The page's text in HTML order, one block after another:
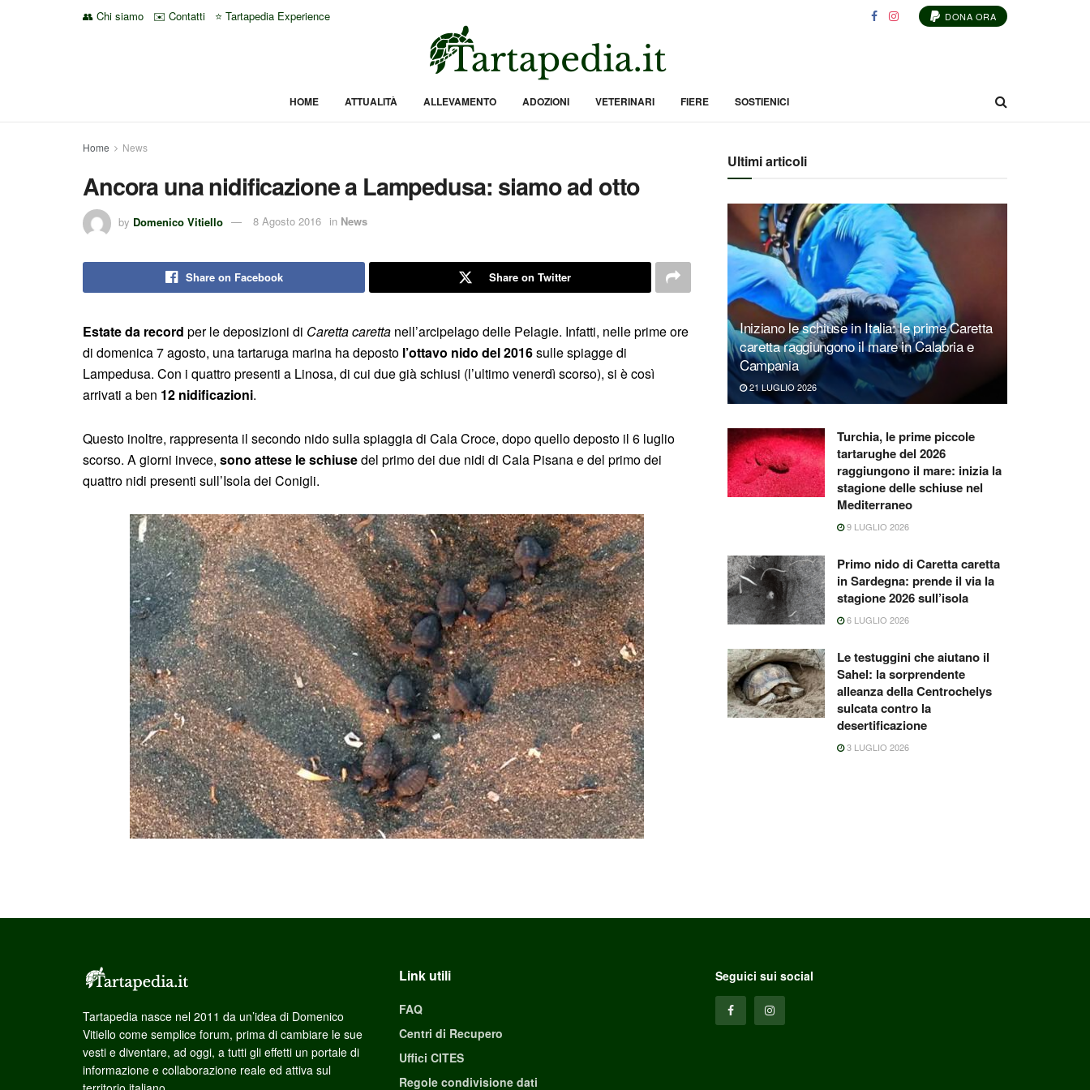
👥 Chi siamo ✉️ Contatti ⭐ Tartapedia Experience DONA ORA
HOME ATTUALITÀ ALLEVAMENTO ADOZIONI VETERINARI FIERE SOSTIENICI
Home News
Ancora una nidificazione a Lampedusa: siamo ad otto
by Domenico Vitiello 8 Agosto 2016 in News
Share on Facebook Share on Twitter
Estate da record per le deposizioni di Caretta caretta nell’arcipelago delle Pelagie. Infatti, nelle prime ore
di domenica 7 agosto, una tartaruga marina ha deposto l’ottavo nido del 2016sulle spiagge di
Lampedusa. Con i quattro presenti a Linosa, di cui due già schiusi (l’ultimo venerdì scorso), si è così
arrivati a ben 12 nidificazioni.
Questo inoltre, rappresenta il secondo nido sulla spiaggia di Cala Croce, dopo quello deposto il 6 luglio
scorso. A giorni invece, sono attese le schiusedel primo dei due nidi di Cala Pisana e del primo dei
quattro nidi presenti sull’Isola dei Conigli.
Ultimi articoli
Iniziano le schiuse in Italia: le prime Caretta
caretta raggiungono il mare in Calabria e
Campania
21 LUGLIO 2026
Turchia, le prime piccole
tartarughe del 2026
raggiungono il mare: inizia la
stagione delle schiuse nel
Mediterraneo
9 LUGLIO 2026
Primo nido di Caretta caretta
in Sardegna: prende il via la
stagione 2026 sull’isola
6 LUGLIO 2026
Le testuggini che aiutano il
Sahel: la sorprendente
alleanza della Centrochelys
sulcata contro la
desertificazione
3 LUGLIO 2026
Tartapedia nasce nel 2011 da un’idea di Domenico
Vitiello come semplice forum, prima di cambiare le sue
vesti e diventare, ad oggi, a tutti gli effetti un portale di
informazione e collaborazione reale ed attiva sul
Link utili
FAQ
Centri di Recupero
Uffici CITES
Regole condivisione dati
Seguici sui social